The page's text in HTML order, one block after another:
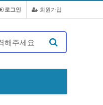
회원가입
로그인